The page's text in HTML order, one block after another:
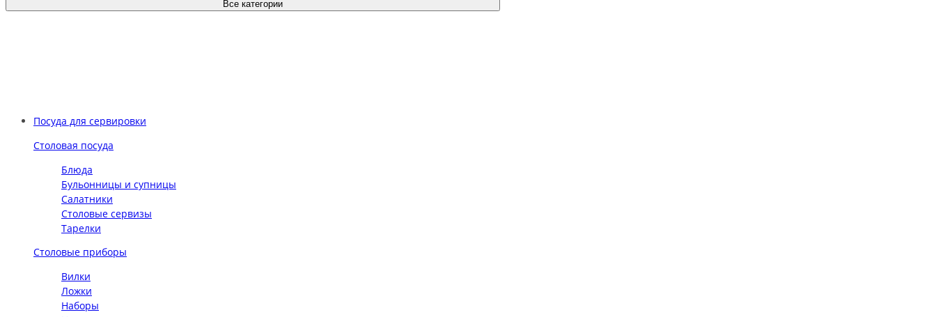
Все категории
Посуда для сервировки
Столовая посуда
Блюда
Бульонницы и супницы
Салатники
Столовые сервизы
Тарелки
Столовые приборы
Вилки
Ложки
Наборы